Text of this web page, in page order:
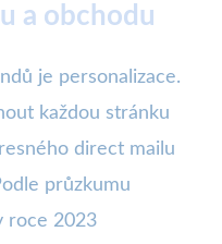
a obchodu
je personalizace.
každou stránku
direct mailu
průzkumu
roce 2023